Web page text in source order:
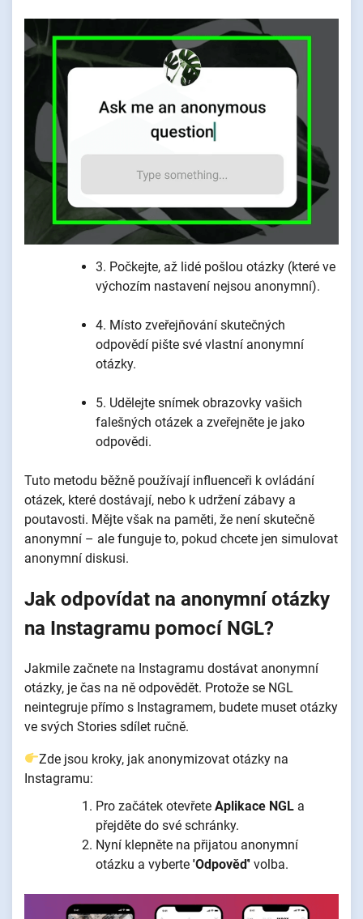
3. Počkejte, až lidé pošlou otázky (které ve
výchozím nastavení nejsou anonymní).
4. Místo zveřejňování skutečných
odpovědí pište své vlastní anonymní
otázky.
5. Udělejte snímek obrazovky vašich
falešných otázek a zveřejněte je jako
odpovědi.
Tuto metodu běžně používají influenceři k ovládání
otázek, které dostávají, nebo k udržení zábavy a
poutavosti. Mějte však na paměti, že není skutečně
anonymní – ale funguje to, pokud chcete jen simulovat
anonymní diskusi.
Jak odpovídat na anonymní otázky
na Instagramu pomocí NGL?
Jakmile začnete na Instagramu dostávat anonymní
otázky, je čas na ně odpovědět. Protože se NGL
neintegruje přímo s Instagramem, budete muset otázky
ve svých Stories sdílet ručně.
Zde jsou kroky, jak anonymizovat otázky na
Instagramu:
Pro začátek otevřete Aplikace NGL a
přejděte do své schránky.
Nyní klepněte na přijatou anonymní
otázku a vyberte 'Odpověď' volba.